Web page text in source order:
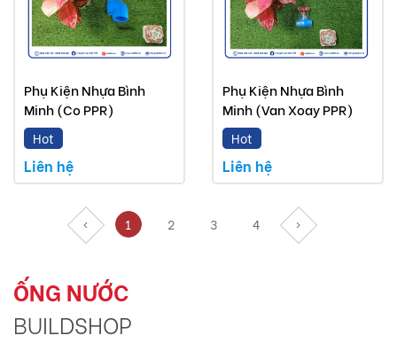
Phụ Kiện Nhựa Bình
Minh (Co PPR)
Hot
Liên hệ
Phụ Kiện Nhựa Bình
Minh (Van Xoay PPR)
Hot
Liên hệ
‹ 1 2 3 4 ›
ỐNG NƯỚC
BUILDSHOP